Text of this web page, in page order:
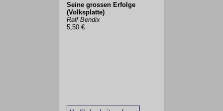
Seine grossen Erfolge
(Volksplatte)
Ralf Bendix
5,50 €